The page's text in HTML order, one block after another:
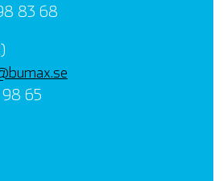
83 68
98 65